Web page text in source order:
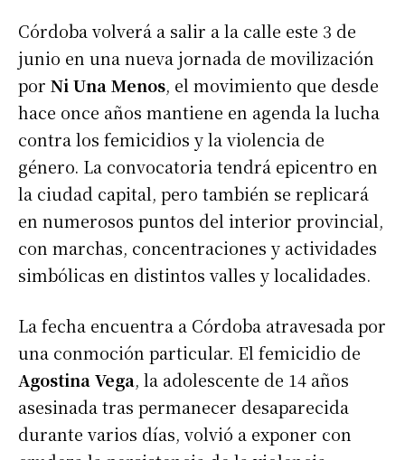
Córdoba volverá a salir a la calle este 3 de
junio en una nueva jornada de movilización
por Ni Una Menos, el movimiento que desde
hace once años mantiene en agenda la lucha
contra los femicidios y la violencia de
género. La convocatoria tendrá epicentro en
la ciudad capital, pero también se replicará
en numerosos puntos del interior provincial,
con marchas, concentraciones y actividades
simbólicas en distintos valles y localidades.
La fecha encuentra a Córdoba atravesada por
una conmoción particular. El femicidio de
Agostina Vega, la adolescente de 14 años
asesinada tras permanecer desaparecida
durante varios días, volvió a exponer con